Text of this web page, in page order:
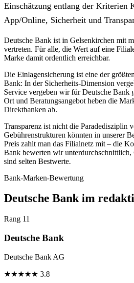
Einschätzung entlang der Kriterien
App/Online, Sicherheit und
Deutsche Bank ist in Gelsenkirchen mit
vertreten. Für alle, die Wert auf eine
Marke damit ordentlich erreichbar.
Die Einlagensicherung ist eine der
Bank: In der Sicherheits-Dimension
Service vergeben wir für Deutsche Bank
Ort und Beratungsangebot heben die
Direktbanken ab.
Transparenz ist nicht die Paradedisziplin
Gebührenstrukturen könnten in unserer
Preis zahlt man das Filialnetz mit – die
Bank bewerten wir unterdurchschnittlich,
sind selten Bestwerte.
Bank-Marken-Bewertung
Deutsche Bank im
Rang 11
Deutsche Bank
Deutsche Bank AG
★★★★★ 3.8